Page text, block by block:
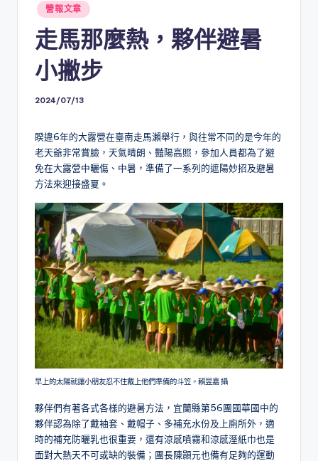
Posted
in
營報文章
走馬那麼熱，夥伴避暑
小撇步
2024/07/13
睽違6年的大露營在臺南走馬瀨舉行，與往常不同的是今年的
老天爺非常賞臉，天氣晴朗、豔陽高照，參加人員都為了避
免在大露營中曬傷、中暑，準備了一系列的遮陽妙招及避暑
方法來迎接盛夏。
早上的太陽就讓小朋友忍不住戴上他們準備的斗笠。賴昱嘉 攝
夥伴們有著各式各樣的避暑方法，宜蘭縣第56團國華國中的
夥伴認為除了戴袖套、戴帽子、多補充水份及上廁所外，適
時的補充防曬乳也很重要，還有涼感噴霧和涼感溼紙巾也是
面對大熱天不可或缺的裝備；團長陳顥元也備有足夠的運動